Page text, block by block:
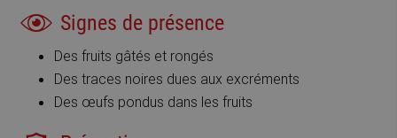
Signes de présence
Des fruits gâtés et rongés
Des traces noires dues aux excréments
Des œufs pondus dans les fruits